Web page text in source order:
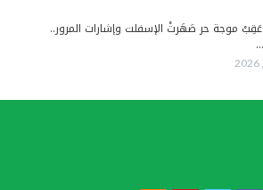
موجة حر صَهَرتْ الإسفلت وإشارات المرور..